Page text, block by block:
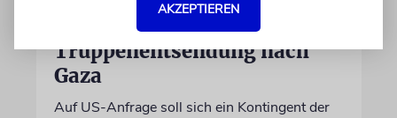
Ugandas Parlament billigt
Truppenentsendung nach
Gaza
Auf US-Anfrage soll sich ein Kontingent der
AKZEPTIEREN